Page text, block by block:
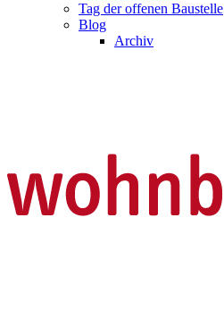
Tag der offenen Baustelle
Blog
Archiv